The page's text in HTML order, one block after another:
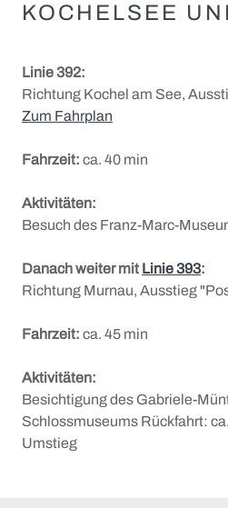
KOCHELSEE
Linie 392:
Richtung Kochel am See,
Zum Fahrplan
Fahrzeit: ca. 40 min
Aktivitäten:
Besuch des Franz-Marc-
Danach weiter mit Linie 393:
Richtung Murnau, Ausstieg
Fahrzeit: ca. 45 min
Aktivitäten:
Besichtigung des Gabriele-
Schlossmuseums Rückfahrt:
Umstieg